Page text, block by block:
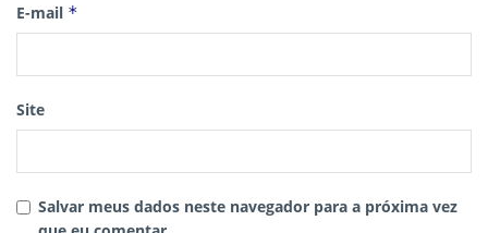
E-mail *
Site
Salvar meus dados neste navegador para a próxima vez